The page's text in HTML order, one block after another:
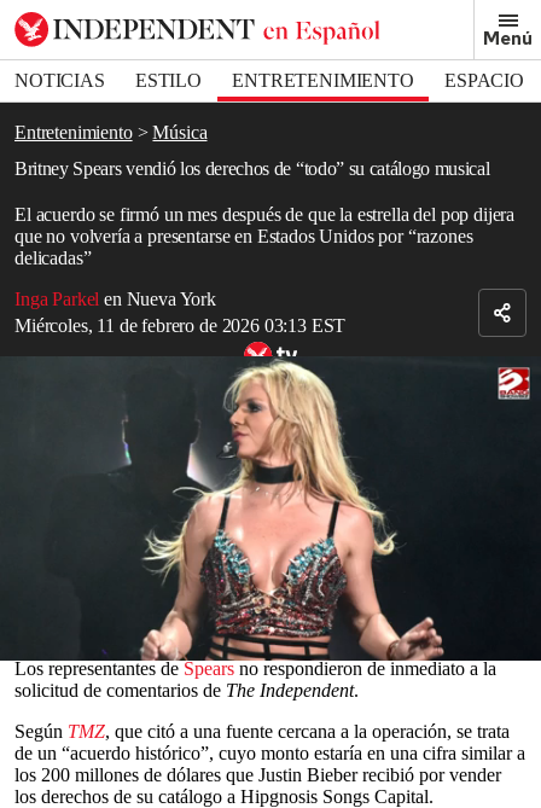
Menú
NOTICIAS ESTILO ENTRETENIMIENTO
ESPACIO
DEPORTES
Entretenimiento
Música
Britney Spears vendió los derechos de “todo” su catálogo musical
El acuerdo se firmó un mes después de que la estrella del pop dijera
que no volvería a presentarse en Estados Unidos por “razones
delicadas”
Inga Parkel en Nueva York
Miércoles, 11 de febrero de 2026 03:13 EST
Bookmark popover
Removed from bookmarks
Close popover
seconds
seconds
Relacionado: Britney Spears asegura que es “increíblemente
afortunada de estar viva” tras el trato que recibió de su familia
Read in English
habría vendido todo su catálogo
Primary Wave por una cifra que no se ha hecho pública.
El acuerdo, que incluye losderechosde algunos de sus mayores
, como ‘Oops!… I Did It Again’, ‘…Baby One More Time’
y ‘Gimme More’, fue confirmado por dos fuentes a
Los representantes de Spears no respondieron de inmediato a la
solicitud de comentarios de The Independent.
Según TMZ, que citó a una fuente cercana a la operación, se trata
de un “acuerdo histórico”, cuyo monto estaría en una cifra similar a
los 200 millones de dólares que Justin Bieber recibió por vender
los derechos de su catálogo a Hipgnosis Songs Capital.